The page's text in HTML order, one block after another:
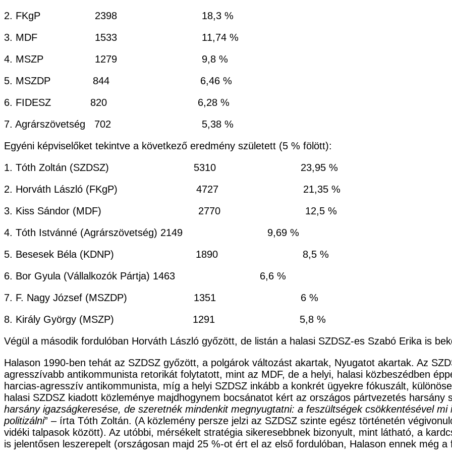
2. FKgP 2398 18,3 %
3. MDF 1533 11,74 %
4. MSZP 1279 9,8 %
5. MSZDP 844 6,46 %
6. FIDESZ 820 6,28 %
7. Agrárszövetség 702 5,38 %
Egyéni képviselőket tekintve a következő eredmény született (5 % fölött):
1. Tóth Zoltán (SZDSZ) 5310 23,95 %
2. Horváth László (FKgP) 4727 21,35 %
3. Kiss Sándor (MDF) 2770 12,5 %
4. Tóth Istvánné (Agrárszövetség) 2149 9,69 %
5. Besesek Béla (KDNP) 1890 8,5 %
6. Bor Gyula (Vállalkozók Pártja) 1463 6,6 %
7. F. Nagy József (MSZDP) 1351 6 %
8. Király György (MSZP) 1291 5,8 %
Végül a második fordulóban Horváth László győzött, de listán a halasi SZDSZ-es Szabó Erika is
Halason 1990-ben tehát az SZDSZ győzött, a polgárok változást akartak, Nyugatot akartak. Az
agresszívabb antikommunista retorikát folytatott, mint az MDF, de a helyi, halasi közbeszédben
harcias-agresszív antikommunista, míg a helyi SZDSZ inkább a konkrét ügyekre fókuszált,
halasi SZDSZ kiadott közleménye majdhogynem bocsánatot kért az országos pártvezetés harsány
harsány igazságkeresése, de szeretnék mindenkit megnyugtatni: a feszültségek csökkentésével
politizálni” – írta Tóth Zoltán. (A közlemény persze jelzi az SZDSZ szinte egész történetén
vidéki talpasok között). Az utóbbi, mérsékelt stratégia sikeresebbnek bizonyult, mint látható, a
is jelentősen leszerepelt (országosan majd 25 %-ot ért el az első fordulóban, Halason ennek még a